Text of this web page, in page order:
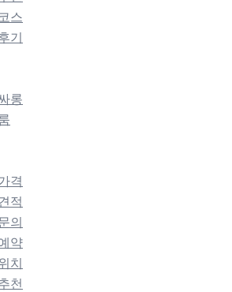
스
기
롱
격
적
의
약
치
천